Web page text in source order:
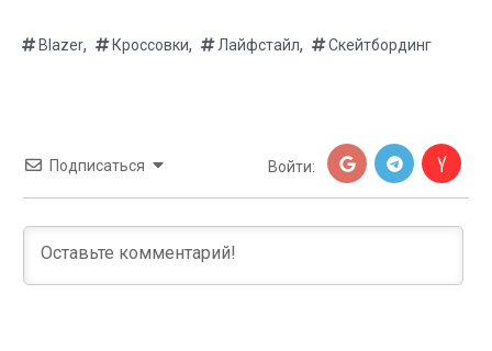
Blazer, Кроссовки, Лайфстайл, Скейтбординг
Подписаться Войти: